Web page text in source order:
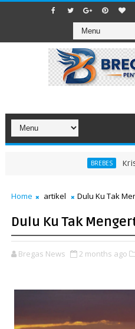
BREBES Krisis
Home artikel Dulu Ku Tak
Dulu Ku Tak
Bregas News 2 months ago